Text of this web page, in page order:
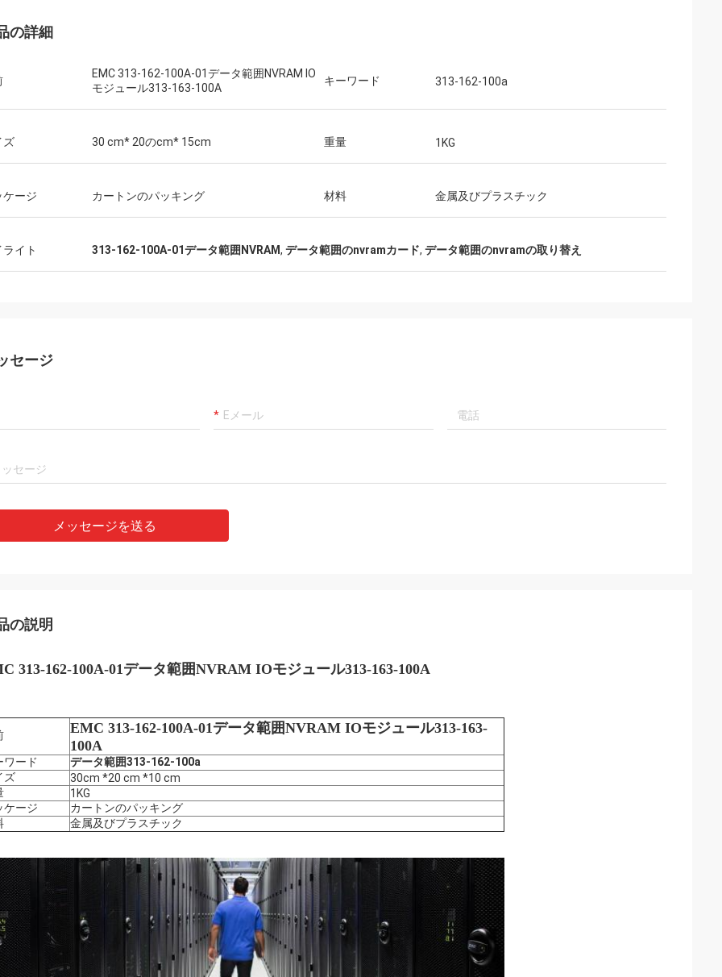
の詳細
EMC 313-162-100A-01データ範囲NVRAM IO
モジュール313-163-100A
キーワード 313-162-100a
ズ 30 cm* 20のcm* 15cm 重量 1KG
ケージ カートンのパッキング 材料 金属及びプラスチック
イト 313-162-100A-01データ範囲NVRAM, データ範囲のnvramカード, データ範囲のnvramの取り替え
セージ
メッセージを送る
の説明
313-162-100A-01データ範囲NVRAM IOモジュール313-163-100A
EMC 313-162-100A-01データ範囲NVRAM IOモジュール313-163-
100A
ワード
データ範囲313-162-100a
ズ
30cm *20 cm *10 cm
1KG
ケージ
カートンのパッキング
金属及びプラスチック